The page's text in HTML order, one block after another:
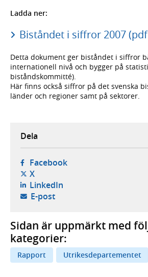
Ladda ner:
Biståndet i siffror 2007
Detta dokument ger biståndet i siffror
internationell nivå och bygger på
biståndskommitté).
Här finns också siffror på det svenska
länder och regioner samt på sektorer.
Dela
Facebook- öppnas i ny flik,
X- öppnas i ny flik, extern
LinkedIn- öppnas i ny flik,
E-post- öppnar din e-postklient,
Sidan är uppmärkt med
kategorier:
Rapport Utrikesdepartementet